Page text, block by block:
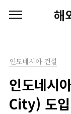
해
인도네시아 건설
인도네시
City) 도